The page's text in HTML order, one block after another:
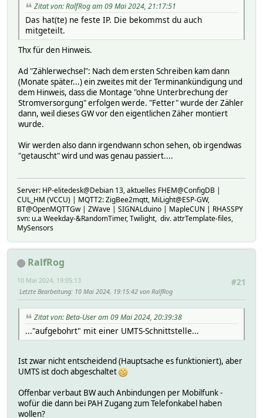
Zitat von: RalfRog am 09 Mai 2024, 21:17:51
Das hat(te) ne feste IP. Die bekommst du auch
mitgeteilt.
Thx für den Hinweis.
Ad "Zählerwechsel": Nach dem ersten Schreiben kam dann
(Monate später...) ein zweites mit der Terminankündigung und
dem Hinweis, dass die Montage "ohne Unterbrechung der
Stromversorgung" erfolgen werde. "Fetter" wurde der Zähler
dann, weil dieses GW vor den eigentlichen Zäher montiert
wurde.
Wir werden also dann irgendwann schon sehen, ob irgendwas
"getauscht" wird und was genau passiert....
Server: HP-elitedesk@Debian 13, aktuelles FHEM@ConfigDB |
CUL_HM (VCCU) | MQTT2: ZigBee2mqtt, MiLight@ESP-GW,
BT@OpenMQTTGw | ZWave | SIGNALduino | MapleCUN | RHASSPY
svn: u.a Weekday-&RandomTimer, Twilight, div. attrTemplate-files,
MySensors
RalfRog
#21
10 Mai 2024, 19:05:13
Letzte Bearbeitung: 10 Mai 2024, 19:15:42 von RalfRog
Zitat von: Beta-User am 09 Mai 2024, 20:39:38
..."aufgebohrt" mit einer UMTS-Schnittstelle...
Ist zwar nicht entscheidend (Hauptsache es funktioniert), aber
UMTS ist doch abgeschaltet
Offenbar verbaut BW auch Anbindungen per Mobilfunk -
wofür die dann bei PAH Zugang zum Telefonkabel haben
wollen?